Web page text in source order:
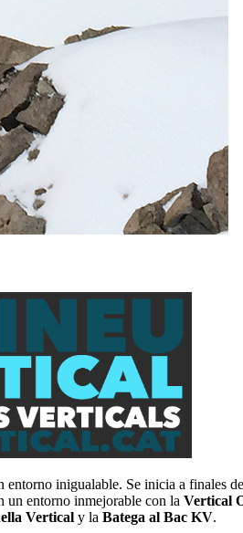
inigualable. Se inicia a finales
un entorno inmejorable con la Vertical
Vertical y la Batega al Bac KV.